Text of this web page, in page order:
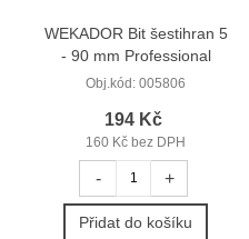
WEKADOR Bit šestihran 5
- 90 mm Professional
Obj.kód: 005806
194 Kč
160 Kč bez DPH
- +
Přidat do košíku